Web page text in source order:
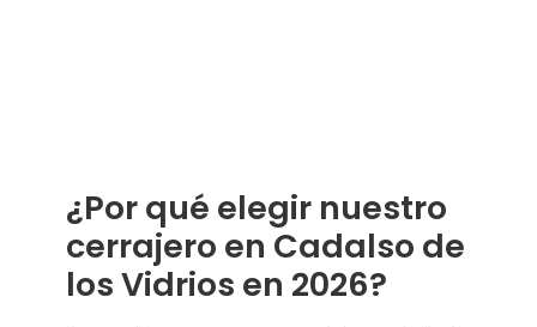
¿Por qué elegir nuestro
cerrajero en Cadalso de
los Vidrios en 2026?